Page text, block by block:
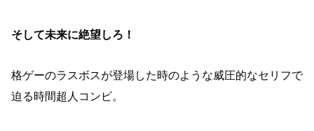
そして未来に絶望しろ！
格ゲーのラスボスが登場した時のような威圧的なセリフで
迫る時間超人コンビ。